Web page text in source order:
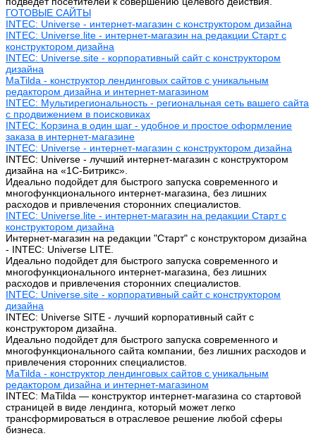
ГОТОВЫЕ САЙТЫ
INTEC: Universe - интернет-магазин с конструктором дизайна
INTEC: Universe.lite - интернет-магазин на редакции Старт с
конструктором дизайна
INTEC: Universe.site - корпоративный сайт с конструктором
дизайна
MaTilda - конструктор лендинговых сайтов с уникальным
редактором дизайна и интернет-магазином
INTEC: Мультирегиональность - региональная сеть вашего сайта
с продвижением в поисковиках
INTEC: Корзина в один шаг - удобное и простое оформление
заказа в интернет-магазине
INTEC: Universe - интернет-магазин с конструктором дизайна
INTEC: Universe - лучший интернет-магазин с конструктором
дизайна на «1C-Битрикс».
Идеально подойдет для быстрого запуска современного и
многофункционального интернет-магазина, без лишних
расходов и привлечения сторонних специалистов.
INTEC: Universe.lite - интернет-магазин на редакции Старт с
конструктором дизайна
Интернет-магазин на редакции "Старт" с конструктором дизайна
- INTEC: Universe LITE.
Идеально подойдет для быстрого запуска современного и
многофункционального интернет-магазина, без лишних
расходов и привлечения сторонних специалистов.
INTEC: Universe.site - корпоративный сайт с конструктором
дизайна
INTEC: Universe SITE - лучший корпоративный сайт с
конструктором дизайна.
Идеально подойдет для быстрого запуска современного и
многофункционального сайта компании, без лишних расходов и
привлечения сторонних специалистов.
MaTilda - конструктор лендинговых сайтов с уникальным
редактором дизайна и интернет-магазином
INTEC: MaTilda — конструктор интернет-магазина со стартовой
страницей в виде лендинга, который может легко
трансформироваться в отраслевое решение любой сферы
бизнеса.